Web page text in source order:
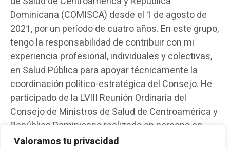
Valoramos tu privacidad
Dominicana (COMISCA) desde el 1 de agosto de
2021, por un período de cuatro años. En este grupo,
tengo la responsabilidad de contribuir con mi
experiencia profesional, individuales y colectivas,
en Salud Pública para apoyar técnicamente la
coordinación político-estratégica del Consejo. He
participado de la LVIII Reunión Ordinaria del
Consejo de Ministros de Salud de Centroamérica y
República Dominicana realizada en persona en
San Pedro, Belice, los días 22 y 23 de Junio,